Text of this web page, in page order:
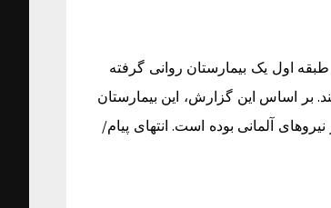
اول یک بیمارستان روانی گرفته
بر اساس این گزارش، این بیمارستان